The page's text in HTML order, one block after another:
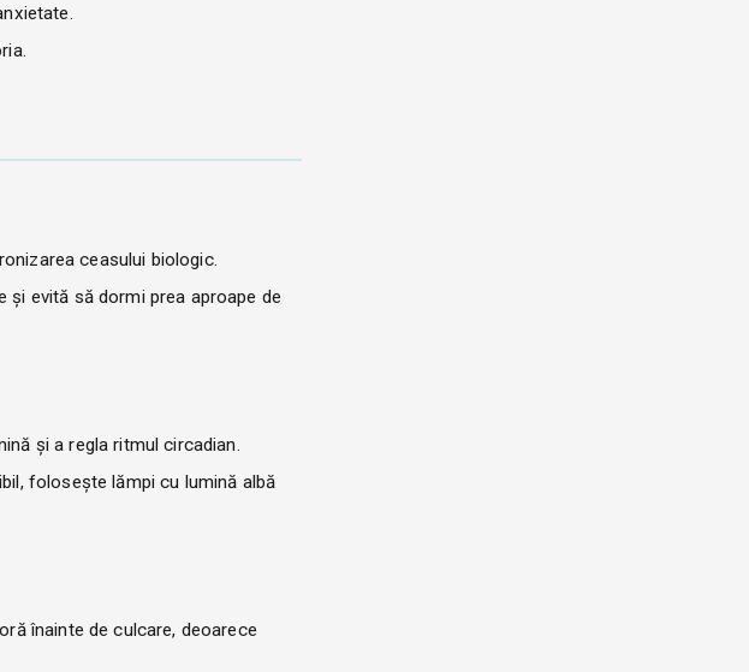
ceasului biologic.
și evită să dormi prea aproape de
și a regla ritmul circadian.
folosește lămpi cu lumină albă
înainte de culcare, deoarece